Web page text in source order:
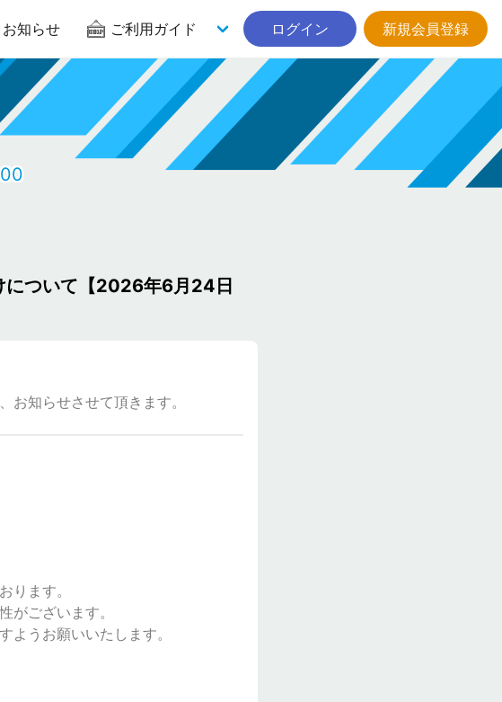
お知らせ ご利用ガイド ログイン 新規会員登録
について【2026年6月24日
お知らせさせて頂きます。
ります。
がございます。
ようお願いいたします。